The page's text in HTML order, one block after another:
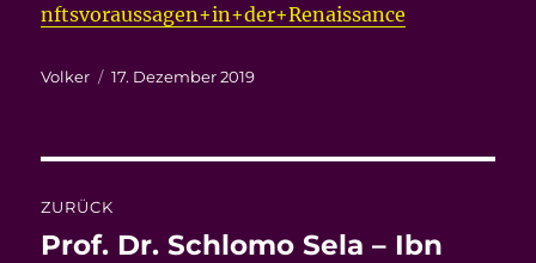
nftsvoraussagen+in+der+Renaissance
Autor
Volker
Veröffentlicht
17. Dezember 2019
ZURÜCK
Vorheriger
Prof. Dr. Schlomo Sela – Ibn